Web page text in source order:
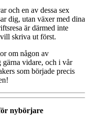
och en av dessa sex
dig, utan växer med dina
är därmed inte
skriva ut först.
om någon av
gärna vidare, och i vår
som började precis
nybörjare